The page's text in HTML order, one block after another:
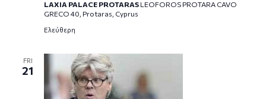
LAXIA PALACE PROTARAS LEOFOROS PROTARA CAVO
GRECO 40, Protaras, Cyprus
Ελεύθερη
FRI
21